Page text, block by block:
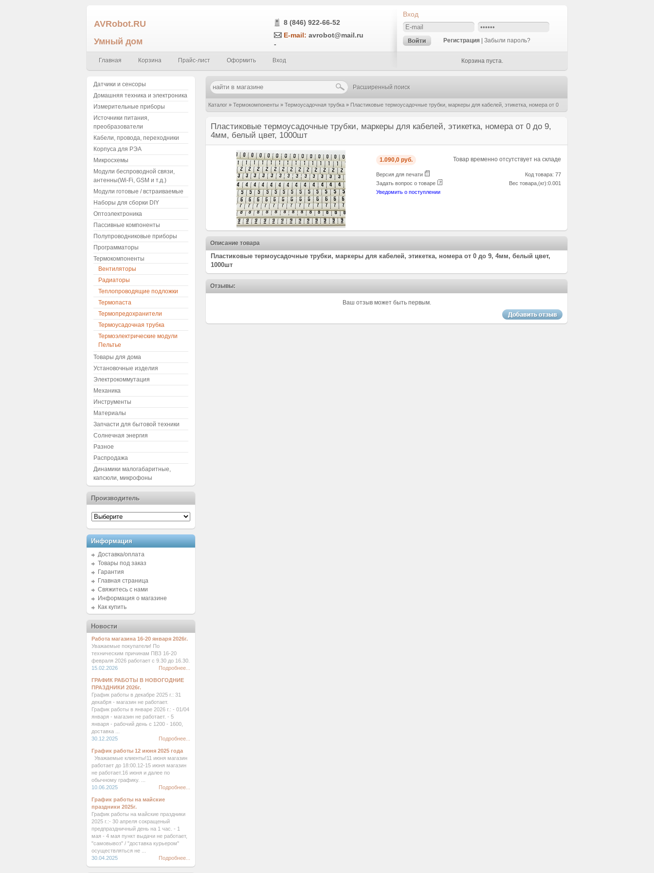
AVRobot.RU
Умный дом
8 (846) 922-66-52
E-mail: avrobot@mail.ru
-
Главная Корзина Прайс-лист Оформить Вход
Вход
Регистрация Забыли пароль?
Корзина пуста.
Расширенный поиск
Каталог » Термокомпоненты » Термоусадочная трубка » Пластиковые термоусадочные трубки, маркеры для кабелей, этикетка, номера от 0
Пластиковые термоусадочные трубки, маркеры для кабелей, этикетка, номера от 0 до 9,
4мм, белый цвет, 1000шт
1.090,0 руб. Товар временно отсутствует на складе
Версия для печати
Задать вопрос о товаре
Уведомить о поступлении
Код товара: 77
Вес товара,(кг):0.001
Описание товара
Пластиковые термоусадочные трубки, маркеры для кабелей, этикетка, номера от 0 до 9, 4мм, белый цвет,
1000шт
Отзывы:
Ваш отзыв может быть первым.
Датчики и сенсоры
Домашняя техника и электроника
Измерительные приборы
Источники питания,
преобразователи
Кабели, провода, переходники
Корпуса для РЭА
Микросхемы
Модули беспроводной связи,
антенны(Wi-Fi, GSM и т.д.)
Модули готовые / встраиваемые
Наборы для сборки DIY
Оптоэлектроника
Пассивные компоненты
Полупроводниковые приборы
Программаторы
Термокомпоненты
Вентиляторы
Радиаторы
Теплопроводящие подложки
Термопаста
Термопредохранители
Термоусадочная трубка
Термоэлектрические модули
Пельтье
Товары для дома
Установочные изделия
Электрокоммутация
Механика
Инструменты
Материалы
Запчасти для бытовой техники
Солнечная энергия
Разное
Распродажа
Динамики малогабаритные,
капсюли, микрофоны
Производитель
Информация
Доставка/оплата
Товары под заказ
Гарантия
Главная страница
Свяжитесь с нами
Информация о магазине
Как купить
Новости
Работа магазина 16-20 января 2026г.
Уважаемые покупатели! По
техническим причинам ПВЗ 16-20
февраля 2026 работает с 9.30 до 16.30.
15.02.2026
Подробнее...
ГРАФИК РАБОТЫ В НОВОГОДНИЕ
ПРАЗДНИКИ 2026г.
График работы в декабре 2025 г.: 31
декабря - магазин не работает.
График работы в январе 2026 г.: - 01/04
января - магазин не работает. - 5
января - рабочий день с 1200 - 1600,
доставка ...
30.12.2025
Подробнее...
График работы 12 июня 2025 года
Уважаемые клиенты!11 июня магазин
работает до 18:00.12-15 июня магазин
не работает.16 июня и далее по
обычному графику. ...
10.06.2025
Подробнее...
График работы на майские
праздники 2025г.
График работы на майские праздники
2025 г.:- 30 апреля сокращеный
предпраздничный день на 1 час. - 1
мая - 4 мая пункт выдачи не работает,
"самовывоз" / "доставка курьером"
осуществляться не ...
30.04.2025
Подробнее...